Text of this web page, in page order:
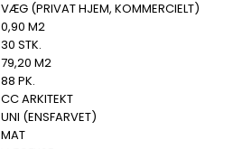
VÆG (PRIVAT HJEM, KOMMERCIELT)
0,90 M2
30 STK.
79,20 M2
88 PK.
CC ARKITEKT
UNI (ENSFARVET)
MAT